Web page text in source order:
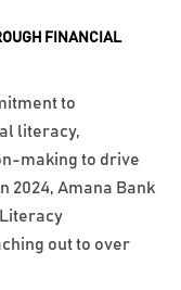
FINANCIAL
to
literacy,
making to drive
2024, Amana Bank
out to over